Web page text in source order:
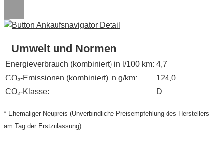
Umwelt und Normen
Energieverbrauch (kombiniert) in l/100 km: 4,7
CO₂-Emissionen (kombiniert) in g/km:
124,0
CO₂-Klasse:
D
* Ehemaliger Neupreis (Unverbindliche Preisempfehlung des Herstellers
am Tag der Erstzulassung)